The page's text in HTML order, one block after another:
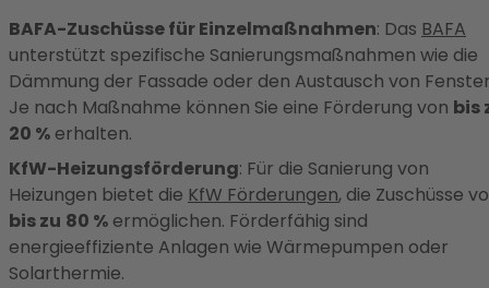
BAFA-Zuschüsse für Einzelmaßnahmen: Das BAFA
unterstützt spezifische Sanierungsmaßnahmen wie die
Dämmung der Fassade oder den Austausch von
Je nach Maßnahme können Sie eine Förderung von bis
20 % erhalten.
KfW-Heizungsförderung: Für die Sanierung von
Heizungen bietet die KfW Förderungen, die Zuschüsse
bis zu 80 % ermöglichen. Förderfähig sind
energieeffiziente Anlagen wie Wärmepumpen oder
Solarthermie.